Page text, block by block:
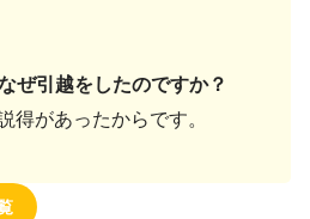
ぜ引越をしたのですか？
得があったからです。